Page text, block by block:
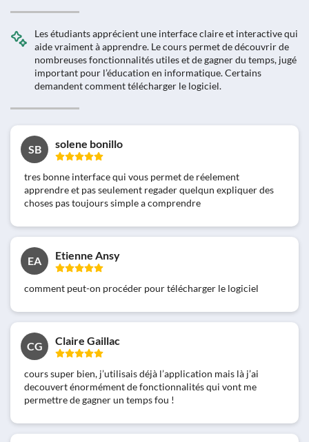
Les étudiants apprécient une interface claire et interactive qui
aide vraiment à apprendre. Le cours permet de découvrir de
nombreuses fonctionnalités utiles et de gagner du temps, jugé
important pour l’éducation en informatique. Certains
demandent comment télécharger le logiciel.
SB solene bonillo
tres bonne interface qui vous permet de réelement
apprendre et pas seulement regader quelqun expliquer des
choses pas toujours simple a comprendre
EA Etienne Ansy
comment peut-on procéder pour télécharger le logiciel
CG Claire Gaillac
cours super bien, j’utilisais déjà l’application mais là j’ai
decouvert énormément de fonctionnalités qui vont me
permettre de gagner un temps fou !